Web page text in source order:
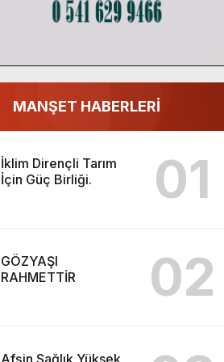
MANŞET HABERLERİ
İklim Dirençli Tarım
İçin Güç Birliği.
01
GÖZYAŞI
RAHMETTİR
02
Afşin Sağlık Yüksek